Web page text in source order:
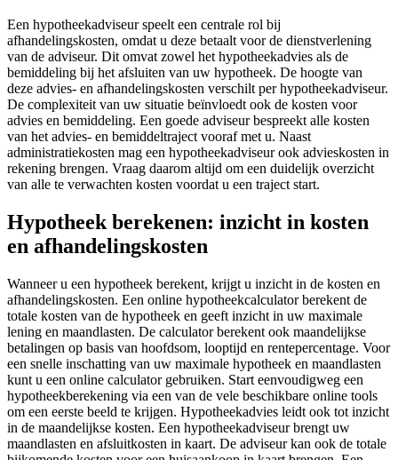
Een hypotheekadviseur speelt een centrale rol bij
afhandelingskosten, omdat u deze betaalt voor de dienstverlening
van de adviseur. Dit omvat zowel het hypotheekadvies als de
bemiddeling bij het afsluiten van uw hypotheek. De hoogte van
deze advies- en afhandelingskosten verschilt per hypotheekadviseur.
De complexiteit van uw situatie beïnvloedt ook de kosten voor
advies en bemiddeling. Een goede adviseur bespreekt alle kosten
van het advies- en bemiddeltraject vooraf met u. Naast
administratiekosten mag een hypotheekadviseur ook advieskosten in
rekening brengen. Vraag daarom altijd om een duidelijk overzicht
van alle te verwachten kosten voordat u een traject start.
Hypotheek berekenen: inzicht in kosten
en afhandelingskosten
Wanneer u een hypotheek berekent, krijgt u inzicht in de kosten en
afhandelingskosten. Een online hypotheekcalculator berekent de
totale kosten van de hypotheek en geeft inzicht in uw maximale
lening en maandlasten. De calculator berekent ook maandelijkse
betalingen op basis van hoofdsom, looptijd en rentepercentage. Voor
een snelle inschatting van uw maximale hypotheek en maandlasten
kunt u een online calculator gebruiken. Start eenvoudigweg een
hypotheekberekening via een van de vele beschikbare online tools
om een eerste beeld te krijgen. Hypotheekadvies leidt ook tot inzicht
in de maandelijkse kosten. Een hypotheekadviseur brengt uw
maandlasten en afsluitkosten in kaart. De adviseur kan ook de totale